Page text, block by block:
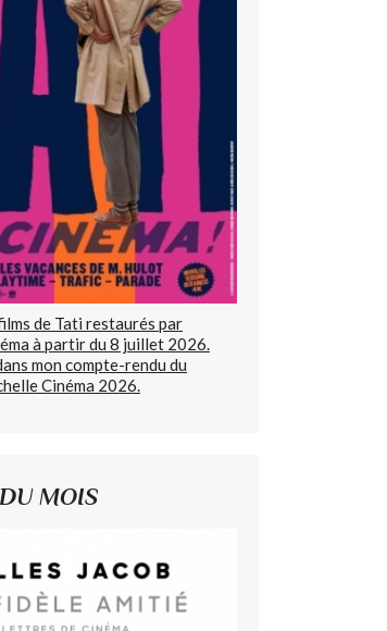
de Tati restaurés par
à partir du 8 juillet 2026.
mon compte-rendu du
Cinéma 2026.
MOIS